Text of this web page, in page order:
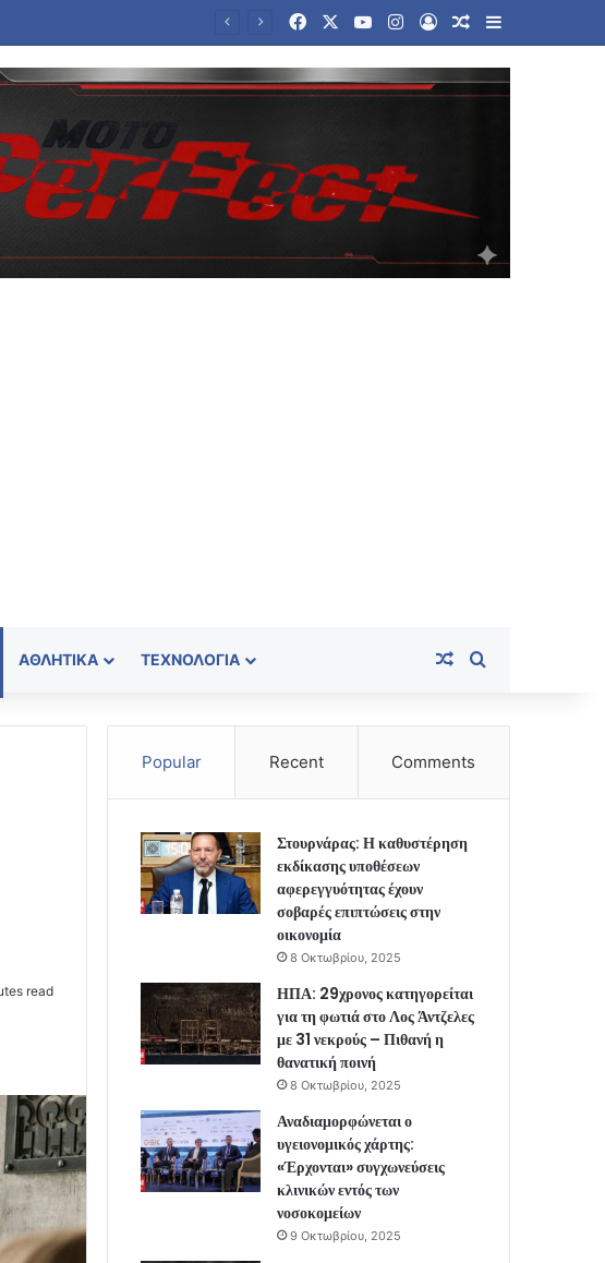
FacebookYouTubeInstagram
Log InRandom Article
Sidebar
ΑΘΛΗΤΙΚΆ ΤΕΧΝΟΛΟΓΊΑ Random Article
read
Popular Recent Comments
Στουρνάρας: Η καθυστέρηση
εκδίκασης υποθέσεων
αφερεγγυότητας έχουν
σοβαρές επιπτώσεις στην
οικονομία
8 Οκτωβρίου, 2025
ΗΠΑ: 29χρονος κατηγορείται
για τη φωτιά στο Λος Άντζελες
με 31 νεκρούς – Πιθανή η
θανατική ποινή
8 Οκτωβρίου, 2025
Αναδιαμορφώνεται ο
υγειονομικός χάρτης:
«Έρχονται» συγχωνεύσεις
κλινικών εντός των
νοσοκομείων
9 Οκτωβρίου, 2025